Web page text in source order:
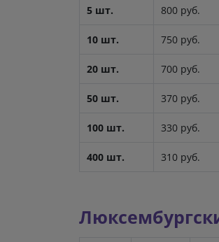
5 шт. 800 руб.
10 шт. 750 руб.
20 шт. 700 руб.
50 шт. 370 руб.
100 шт. 330 руб.
400 шт. 310 руб.